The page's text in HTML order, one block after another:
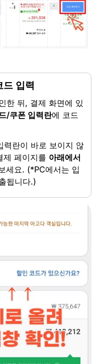
입력
한 뒤, 결제 화면에 있
/쿠폰 입력란에 코드
력란이 바로 보이지 않
제 페이지를 아래에서
세요. (*PC에서는 입
됩니다.)